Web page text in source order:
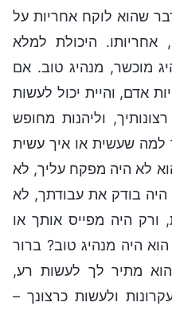
שהוא לוקח אחריות על
אחריותו. היכולת למלא
מוכשר, מנהיג טוב. אם
אדם, והיית יכול לעשות
וליהנות מחופש
למה שעשית או איך עשית
לא היה מפקח עליך, לא
בודק את עבודתך, לא
ורק היה מפייס אותך או
היה מנהיג טוב? ברור
מתיר לך לעשות רע,
ולעשות כרצונך –